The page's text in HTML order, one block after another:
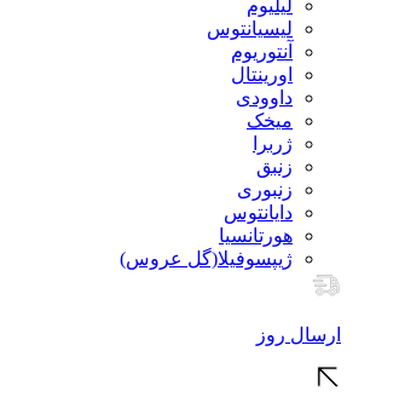
لیلیوم
لیسیانتوس
آنتوریوم
اورینتال
داوودی
میخک
ژربرا
زنبق
زنبوری
دایانتوس
هورتانسیا
ژیپسوفیلا(گل عروس)
ارسال روز